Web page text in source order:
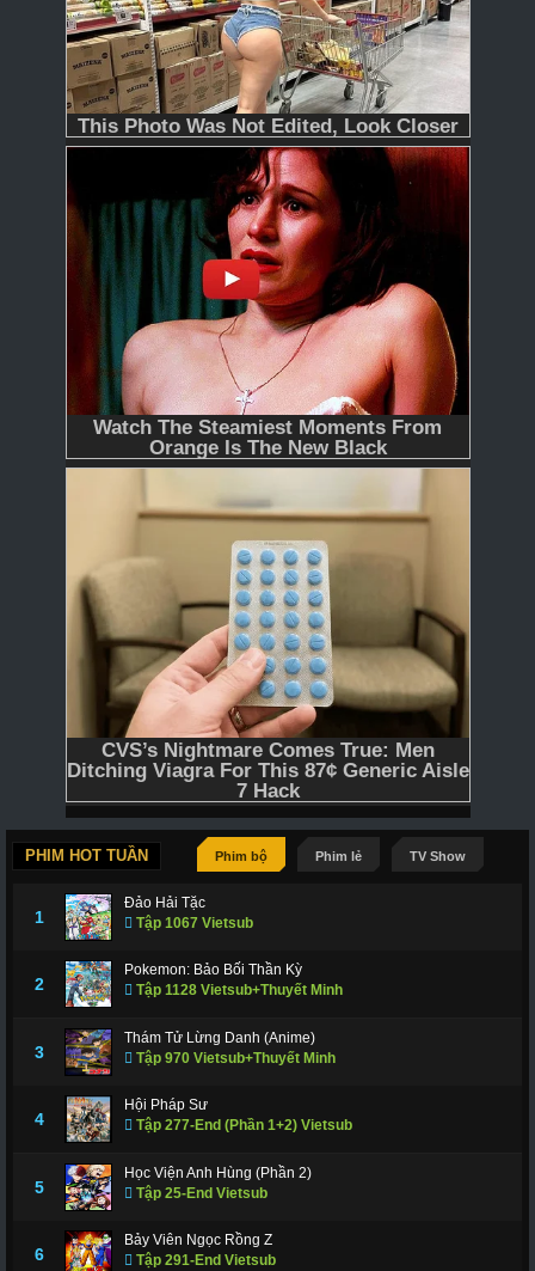
365 366 - Tập Cuối
PHIM HOT TUẦN Phim bộ Phim lẻ TV Show
1
Đảo Hải Tặc
Tập 1067 Vietsub
2
Pokemon: Bảo Bối Thần Kỳ
Tập 1128 Vietsub+Thuyết Minh
3
Thám Tử Lừng Danh (Anime)
Tập 970 Vietsub+Thuyết Minh
4
Hội Pháp Sư
Tập 277-End (Phần 1+2) Vietsub
5
Học Viện Anh Hùng (Phần 2)
Tập 25-End Vietsub
6
Bảy Viên Ngọc Rồng Z
Tập 291-End Vietsub